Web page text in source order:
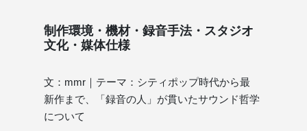
制作環境・機材・録音手法・スタジオ
文化・媒体仕様
文：mmr｜テーマ：シティポップ時代から最
新作まで、「録音の人」が貫いたサウンド哲学
について